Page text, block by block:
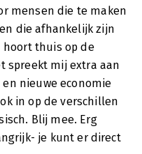
mensen die te maken
die afhankelijk zijn
hoort thuis op de
spreekt mij extra aan
nieuwe economie
in op de verschillen
Blij mee. Erg
je kunt er direct